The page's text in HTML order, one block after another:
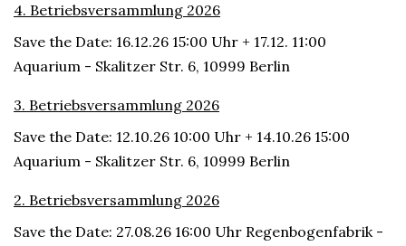
4. Betriebsversammlung 2026
Save the Date: 16.12.26 15:00 Uhr + 17.12. 11:00
Aquarium - Skalitzer Str. 6, 10999 Berlin
3. Betriebsversammlung 2026
Save the Date: 12.10.26 10:00 Uhr + 14.10.26 15:00
Aquarium - Skalitzer Str. 6, 10999 Berlin
2. Betriebsversammlung 2026
Save the Date: 27.08.26 16:00 Uhr Regenbogenfabrik -